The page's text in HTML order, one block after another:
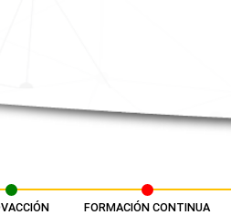
FORMACIÓN CONTINUA